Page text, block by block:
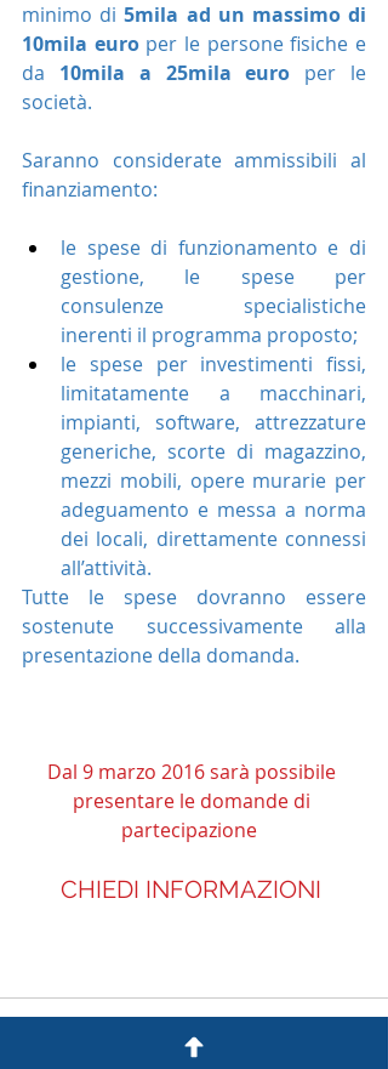
minimo di 5mila ad un massimo di
10mila euro per le persone fisiche e
da 10mila a 25mila euro per le
società.
Saranno considerate ammissibili al
finanziamento:
le spese di funzionamento e di
gestione, le spese per
consulenze specialistiche
inerenti il programma proposto;
le spese per investimenti fissi,
limitatamente a macchinari,
impianti, software, attrezzature
generiche, scorte di magazzino,
mezzi mobili, opere murarie per
adeguamento e messa a norma
dei locali, direttamente connessi
all’attività.
Tutte le spese dovranno essere
sostenute successivamente alla
presentazione della domanda.
Dal 9 marzo 2016 sarà possibile
presentare le domande di
partecipazione
CHIEDI INFORMAZIONI